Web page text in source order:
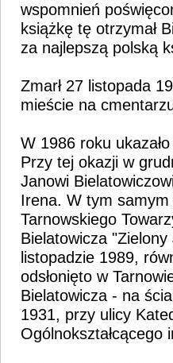
wspomnień
książkę tę otrzymał
za najlepszą polską
Zmarł 27 listopada
mieście na
W 1986 roku
Przy tej okazji w
Janowi
Irena. W tym samym
Tarnowskiego
Bielatowicza
listopadzie 1989,
odsłonięto w
Bielatowicza - na
1931, przy ulicy